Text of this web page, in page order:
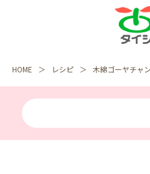
HOME レシピ 木綿ゴーヤチャ